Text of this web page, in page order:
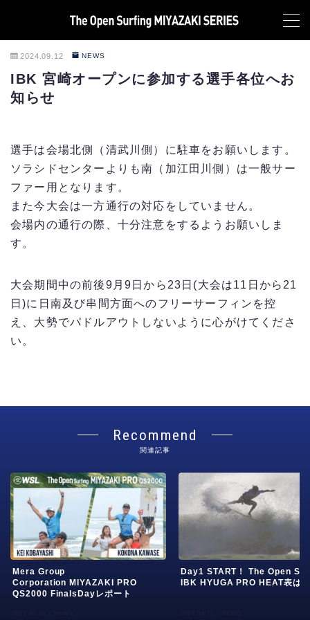
MENU
TOP
ABOUT
LIVE
HYUGA PRO Junior LIVE
HEAT&RESULT
HYUGA Junior HEAT&RESULT
HYUGA PRO Junior PHOTO
MIYAZAKI PRO QS2000 PHOTO
2024.09.12 NEWS
IBK 宮崎オープンに参加する選手各位へお
知らせ
選手は会場北側（清武川側）に駐車をお願いします。
ソラシドセンターよりも南（加江田川側）は一般サー
ファー用となります。
また今大会は一方通行の対応をしていません。
会場内の通行の際、十分注意をするようお願いしま
す。
大会期間中の前後9月9日から23日(大会は11日から21
日)に日南及び串間方面へのフリーサーフィンを控
え、大勢でパドルアウトしないように心がけてくださ
い。
Recommend
関連記事
Mera Group
Corporation MIYAZAKI PRO
QS2000 FinalsDayレポート
Day1 START！ The Open
IBK HYUGA PRO HEAT表は